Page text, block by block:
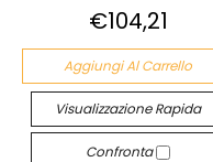
€104,21
Aggiungi Al Carrello
Visualizzazione Rapida
Confronta